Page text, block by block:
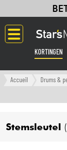
KORTINGEN
Langue
Accueil Drums &
Stemsleutel